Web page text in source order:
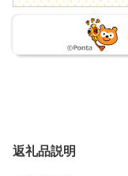
返礼品説明